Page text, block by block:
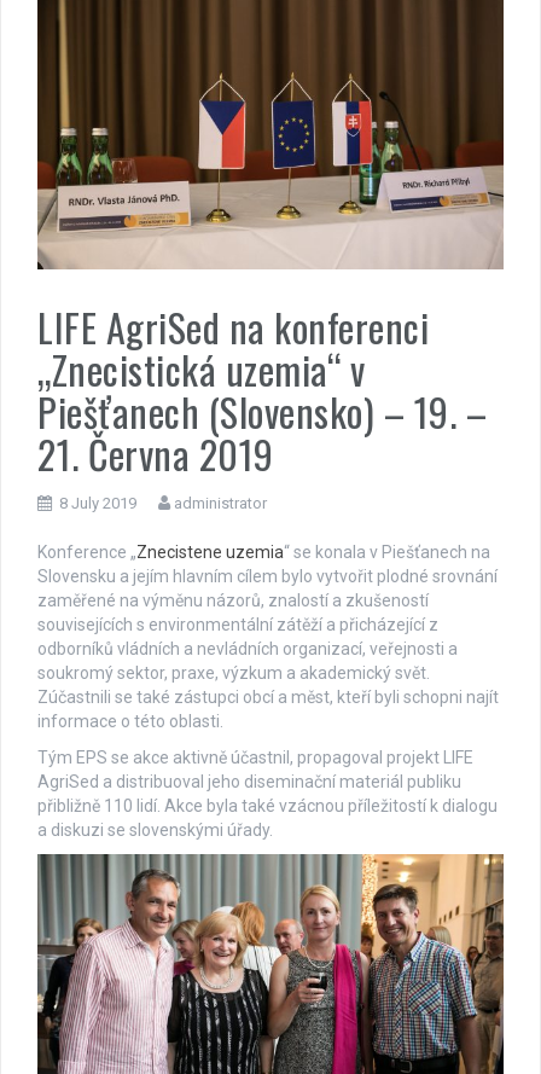
LIFE AgriSed na konferenci
„Znecistická uzemia“ v
Piešťanech (Slovensko) – 19. –
21. Června 2019
8 July 2019 administrator
Konference „Znecistene uzemia“ se konala v Piešťanech na
Slovensku a jejím hlavním cílem bylo vytvořit plodné srovnání
zaměřené na výměnu názorů, znalostí a zkušeností
souvisejících s environmentální zátěží a přicházející z
odborníků vládních a nevládních organizací, veřejnosti a
soukromý sektor, praxe, výzkum a akademický svět.
Zúčastnili se také zástupci obcí a měst, kteří byli schopni najít
informace o této oblasti.
Tým EPS se akce aktivně účastnil, propagoval projekt LIFE
AgriSed a distribuoval jeho diseminační materiál publiku
přibližně 110 lidí. Akce byla také vzácnou příležitostí k dialogu
a diskuzi se slovenskými úřady.